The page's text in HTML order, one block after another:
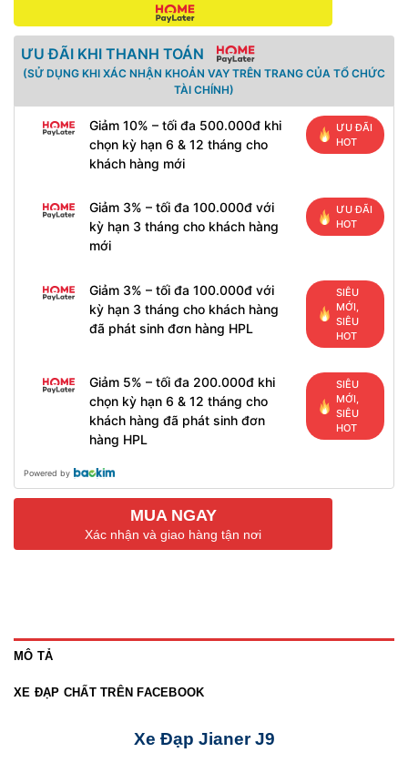
ƯU ĐÃI KHI THANH TOÁN
(SỬ DỤNG KHI XÁC NHẬN KHOẢN VAY TRÊN TRANG CỦA TỔ CHỨC
TÀI CHÍNH)
Giảm 10% – tối đa 500.000đ khi
chọn kỳ hạn 6 & 12 tháng cho
khách hàng mới
ƯU ĐÃI
HOT
Giảm 3% – tối đa 100.000đ với
kỳ hạn 3 tháng cho khách hàng
mới
ƯU ĐÃI
HOT
Giảm 3% – tối đa 100.000đ với
kỳ hạn 3 tháng cho khách hàng
đã phát sinh đơn hàng HPL
SIÊU
MỚI,
SIÊU
HOT
Giảm 5% – tối đa 200.000đ khi
chọn kỳ hạn 6 & 12 tháng cho
khách hàng đã phát sinh đơn
hàng HPL
SIÊU
MỚI,
SIÊU
HOT
Powered by
MUA NGAY
Xác nhận và giao hàng tận nơi
MÔ TẢ
XE ĐẠP CHẤT TRÊN FACEBOOK
Xe Đạp Jianer J9